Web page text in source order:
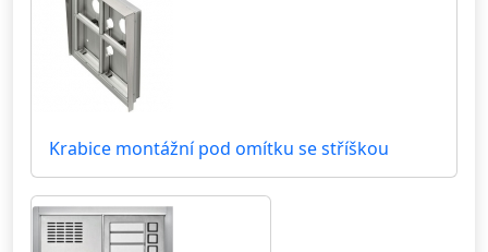
Krabice montážní pod omítku se stříškou